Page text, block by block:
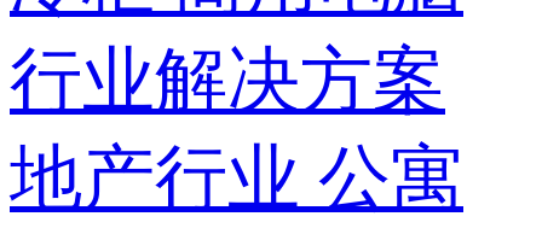
行业解决方案
地产行业 公寓